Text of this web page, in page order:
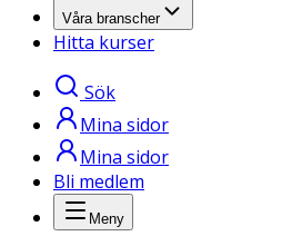
Våra branscher
Hitta kurser
Sök
Mina sidor
Mina sidor
Bli medlem
Meny